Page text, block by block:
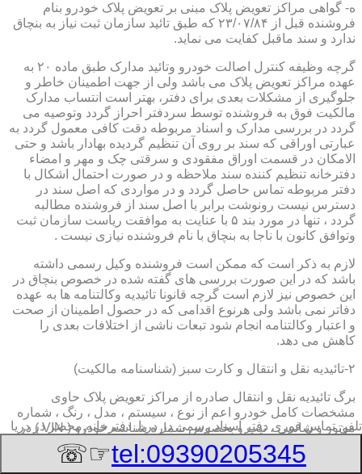
ه- گواهی مراکز تعویض پلاک مبنی بر تعویض پلاک خودرو بنام
فروشنده قبل از ۲۳/۰۷/۸۴ که طبق تائید سازمان ثبت نیاز به بنچاق
ندارد و سند ماقبل کفایت می نماید.
گرچه وظیفه کنترل اصالت خودرو وتائید مدارک طبق ماده ۲۰ به
عهده مراکز تعویض پلاک می باشد ولی از جهت اطمینان خاطر و
جلوگیری از مشکلات بعدی برای دفتر، بهتر است انتساب مدارک
مالکیت فوق به فروشنده توسط سردفتر احراز گردد وتوصیه می
گردد در بررسی مدارک و اسناد مربوطه دقت کافی معمول گردد به
عبارتی اوراقی که سند بر روی آن تنظیم گردیده بهادار باشد و حتی
الامکان در قسمت اوراق مفقودی و سرقتی چک و مهر و امضاء
دفترخانه تنظیم کننده سند ملاحظه و در صورت احتمال اشکال با
دفتر مربوطه تماس حاصل گردد و در مواردی که اصل سند در
دسترس نیست رونوشت برابر با اصل سند از فروشنده مطالبه
گردد ، تنها در مورد بند ۵ با عنایت به موافقت ریاست سازمان ثبت
وتوافق کانون با ناجا به بنچاق با نام فروشنده نیازی نیست .
لازم به ذکر است که ممکن است فروشنده وکیل رسمی داشته
باشد که در این صورت بررسی های گفته شده در خصوص بنچاق در
این خصوص نیز لازم است گرچه قانونا تائیدیه وکالتنامه ها به عهده
دفاتر نمی باشد ولی هرنوع اقدامی که در حصول اطمینان از صحت
و اعتبار وکالتنامه انجام شود تبعات ناشی از اختلافات بعدی را
کاهش می دهد.
۲-تائیدیه نقل و انتقال و کارت سبز (شناسنامه مالکیت)
برگ تائیدیه نقل و انتقال صادره از مراکز تعویض پلاک حاوی
مشخصات کامل خودرو اعم از نوع ، سیستم ، مدل ، رنگ ، شماره
موتور و شاسی ، تیپ و بخصوس شماره شناسه خودرو ( VIN ) در
صدر صفحه و مشخصات فروشنده و خریدار اعم از مشخصات
سجلی و شماره ملی و کدپستی و آدرس و شماره انتظامی
تلفن تماس فوری دفتر اسناد رسمی در دریا, دفترخانه,محضر در دریا
tel:09390205345
☞☏